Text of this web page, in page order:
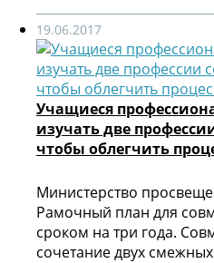
19.06.2017
Учащиеся
изучать две
чтобы облегчить
Министерство
Рамочный план для
сроком на три года.
сочетание двух